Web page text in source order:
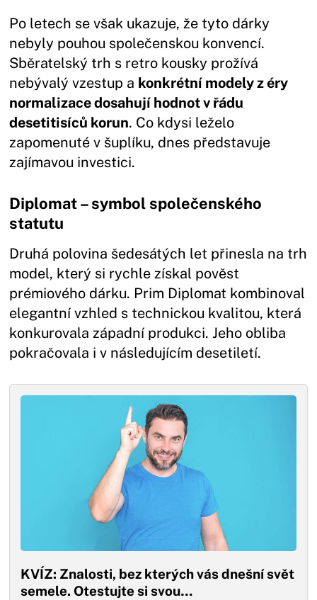
Po letech se však ukazuje, že tyto dárky
nebyly pouhou společenskou konvencí.
Sběratelský trh s retro kousky prožívá
nebývalý vzestup a konkrétní modely z éry
normalizace dosahují hodnot v řádu
desetitisíců korun. Co kdysi leželo
zapomenuté v šuplíku, dnes představuje
zajímavou investici.
Diplomat – symbol společenského
statutu
Druhá polovina šedesátých let přinesla na trh
model, který si rychle získal pověst
prémiového dárku. Prim Diplomat kombinoval
elegantní vzhled s technickou kvalitou, která
konkurovala západní produkci. Jeho obliba
pokračovala i v následujícím desetiletí.
KVÍZ: Znalosti, bez kterých vás dnešní svět
semele. Otestujte si svou…